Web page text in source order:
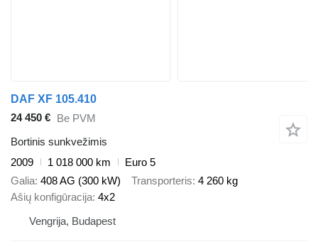
DAF XF 105.410
24 450 € Be PVM
Bortinis sunkvežimis
2009
1 018 000 km
Euro 5
Galia 408 AG (300 kW) Transporteris 4 260 kg
Ašių konfigūracija 4x2
Vengrija, Budapest